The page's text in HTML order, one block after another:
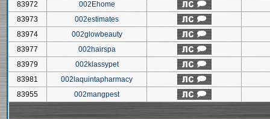
83972
002Ehome
83973
002estimates
83974
002glowbeauty
83977
002hairspa
83979
002klassypet
83981
002laquintapharmacy
83955
002mangpest